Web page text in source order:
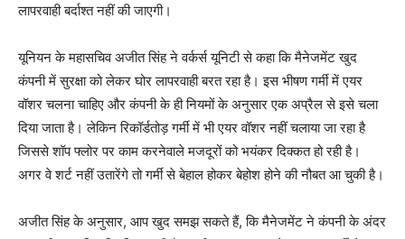
लापरवाही बर्दाश्त नहीं की जाएगी।
यूनियन के महासचिव अजीत सिंह ने वर्कर्स यूनिटी से कहा कि मैनेजमेंट खुद
कंपनी में सुरक्षा को लेकर घोर लापरवाही बरत रहा है। इस भीषण गर्मी में एयर
वॉशर चलना चाहिए और कंपनी के ही नियमों के अनुसार एक अप्रैल से इसे चला
दिया जाता है। लेकिन रिकॉर्डतोड़ गर्मी में भी एयर वॉशर नहीं चलाया जा रहा है
जिससे शॉप फ्लोर पर काम करनेवाले मजदूरों को भयंकर दिक्कत हो रही है।
अगर वे शर्ट नहीं उतारेंगे तो गर्मी से बेहाल होकर बेहोश होने की नौबत आ चुकी है।
अजीत सिंह के अनुसार, आप खुद समझ सकते हैं, कि मैनेजमेंट ने कंपनी के अंदर